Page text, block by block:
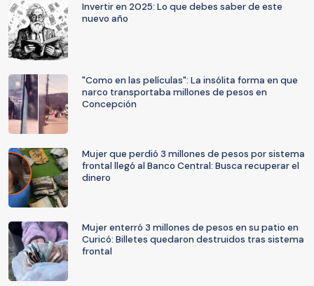
Invertir en 2025: Lo que debes saber de este
nuevo año
"Como en las películas": La insólita forma en que
narco transportaba millones de pesos en
Concepción
Mujer que perdió 3 millones de pesos por sistema
frontal llegó al Banco Central: Busca recuperar el
dinero
Mujer enterró 3 millones de pesos en su patio en
Curicó: Billetes quedaron destruidos tras sistema
frontal